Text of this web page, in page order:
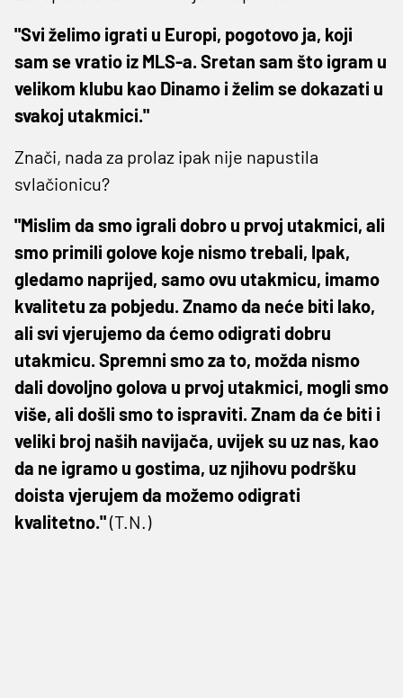
"Svi želimo igrati u Europi, pogotovo ja, koji
sam se vratio iz MLS-a. Sretan sam što igram u
velikom klubu kao Dinamo i želim se dokazati u
svakoj utakmici."
Znači, nada za prolaz ipak nije napustila
svlačionicu?
"Mislim da smo igrali dobro u prvoj utakmici, ali
smo primili golove koje nismo trebali, Ipak,
gledamo naprijed, samo ovu utakmicu, imamo
kvalitetu za pobjedu. Znamo da neće biti lako,
ali svi vjerujemo da ćemo odigrati dobru
utakmicu. Spremni smo za to, možda nismo
dali dovoljno golova u prvoj utakmici, mogli smo
više, ali došli smo to ispraviti. Znam da će biti i
veliki broj naših navijača, uvijek su uz nas, kao
da ne igramo u gostima, uz njihovu podršku
doista vjerujem da možemo odigrati
kvalitetno."(T.N.)